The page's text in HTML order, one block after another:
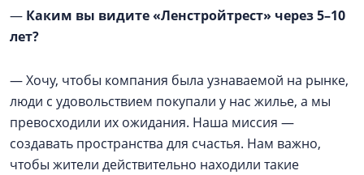
— Каким вы видите «Ленстройтрест» через 5–10
лет?
— Хочу, чтобы компания была узнаваемой на рынке,
люди с удовольствием покупали у нас жилье, а мы
превосходили их ожидания. Наша миссия —
создавать пространства для счастья. Нам важно,
чтобы жители действительно находили такие